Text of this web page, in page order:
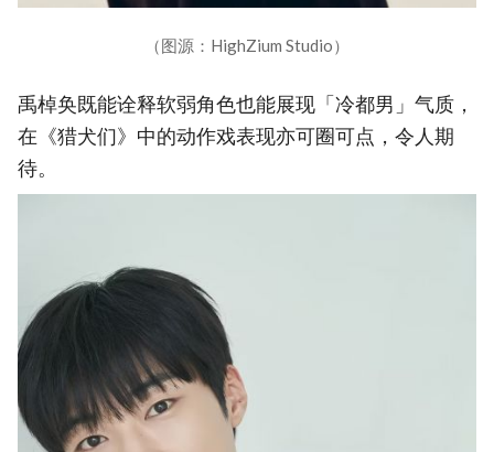
（图源：HighZium Studio）
禹棹奂既能诠释软弱角色也能展现「冷都男」气质，
在《猎犬们》中的动作戏表现亦可圈可点，令人期
待。